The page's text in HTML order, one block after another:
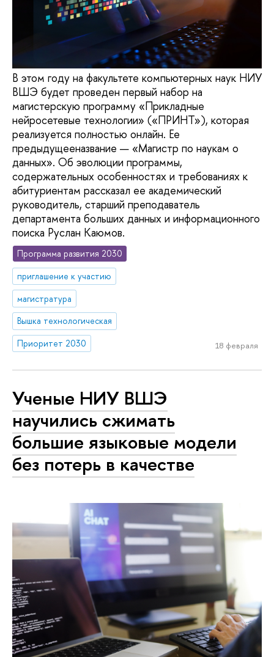
В этом году на факультете компьютерных наук НИУ
ВШЭ будет проведен первый набор на
магистерскую программу «Прикладные
нейросетевые технологии» («ПРИНТ»), которая
реализуется полностью онлайн. Ее
предыдущееназвание — «Магистр по наукам о
данных». Об эволюции программы,
содержательных особенностях и требованиях к
абитуриентам рассказал ее академический
руководитель, старший преподаватель
департамента больших данных и информационного
поиска Руслан Каюмов.
Программа развития 2030
приглашение к участию
магистратура
Вышка технологическая
Приоритет 2030
18 февраля
Ученые НИУ ВШЭ
научились сжимать
большие языковые модели
без потерь в качестве